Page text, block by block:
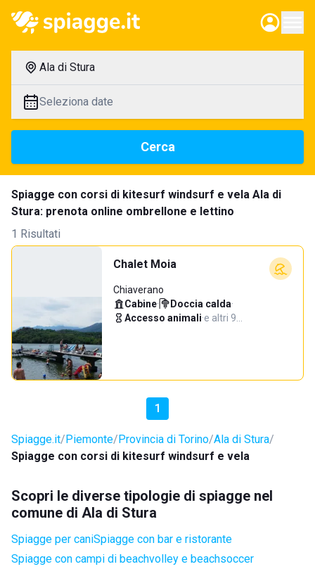
Ala di Stura
Seleziona date
Cerca
Spiagge con corsi di kitesurf windsurf e vela Ala di
Stura: prenota online ombrellone e lettino
1 Risultati
Chalet Moia
Chiaverano
Cabine· Doccia calda·
Accesso animali·e altri 9…
1
Spiagge.it Piemonte Provincia di Torino Ala di Stura
Spiagge con corsi di kitesurf windsurf e vela
Scopri le diverse tipologie di spiagge nel
comune di Ala di Stura
Spiagge per caniSpiagge con bar e ristorante
Spiagge con campi di beachvolley e beachsoccer